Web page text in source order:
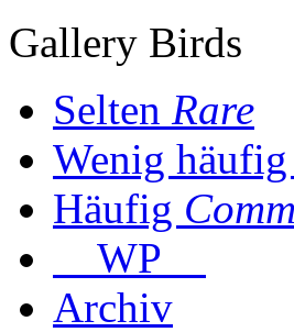
Gallery Birds
Selten Rare
Wenig häufig
Häufig
WP
Archiv